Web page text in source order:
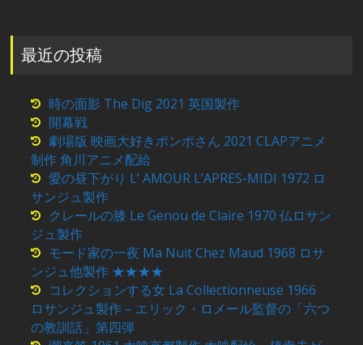
最近の投稿
時の面影 The Dig 2021 英国製作
開幕戦
劇場版 映画大好きポンポさん 2021 CLAPアニメ
制作 角川アニメ配給
愛の昼下がり L’ AMOUR L’APRES-MIDI 1972 ロ
サンジュ製作
クレールの膝 Le Genou de Claire 1970 仏ロサン
ジュ製作
モード家の一夜 Ma Nuit Chez Maud 1968 ロサ
ンジュ他製作 ★★★★
コレクションする女 La Collectionneuse 1966
ロサンジュ製作 – エリック・ロメール監督の「六つ
の教訓話」第四弾